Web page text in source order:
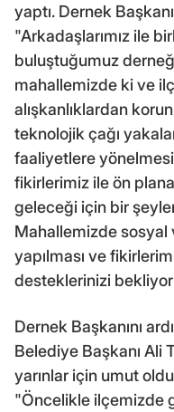
yaptı. Dernek
"Arkadaşlarımız ile
buluştuğumuz
mahallemizde ki ve
alışkanlıklardan
teknolojik çağı
faaliyetlere
fikirlerimiz ile ön
geleceği için bir
Mahallemizde sosyal
yapılması ve
desteklerinizi
Dernek Başkanını
Belediye Başkanı Ali
yarınlar için umut
"Öncelikle ilçemizde